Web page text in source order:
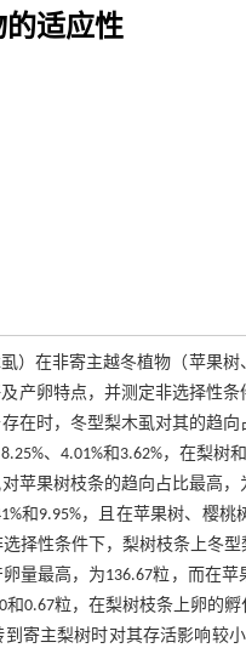
的适应性
）在非寄主越冬植物（苹果
产卵特点，并测定非选择性
在时，冬型梨木虱对其的趋
、4.01%和3.62%，在梨
苹果树枝条的趋向占比最高
和9.95%，且在苹果树、樱
择性条件下，梨树枝条上冬
量最高，为136.67粒，而在
0.67粒，在梨树枝条上卵的
寄主梨树时对其存活影响较